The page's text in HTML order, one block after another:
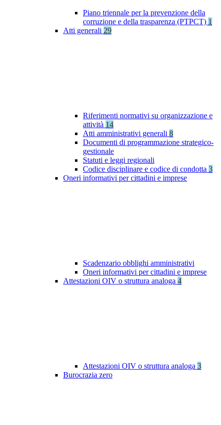
Piano triennale per la prevenzione della
corruzione e della trasparenza (PTPCT) 1
Atti generali 29
Riferimenti normativi su organizzazione e
attività 14
Atti amministrativi generali 8
Documenti di programmazione strategico-
gestionale
Statuti e leggi regionali
Codice disciplinare e codice di condotta 3
Oneri informativi per cittadini e imprese
Scadenzario obblighi amministrativi
Oneri informativi per cittadini e imprese
Attestazioni OIV o struttura analoga 4
Attestazioni OIV o struttura analoga 3
Burocrazia zero